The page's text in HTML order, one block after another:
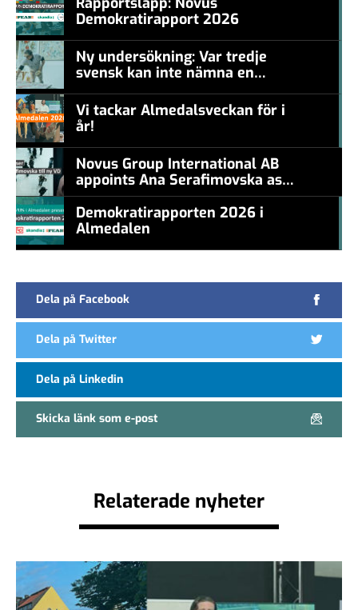
Demokratirapport 2026
Ny undersökning: Var tredje
svensk kan inte nämna en
levande konstnär
Vi tackar Almedalsveckan för i
år!
Novus Group International AB
appoints Ana Serafimovska as
new CEO
Demokratirapporten 2026 i
Almedalen
Dela på Facebook
Dela på Twitter
Dela på Linkedin
Skicka länk som e-post
Relaterade nyheter